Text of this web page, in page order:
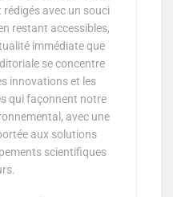
avec un souci
restant accessibles,
immédiate que
se concentre
innovations et les
qui façonnent notre
avec une
aux solutions
scientifiques